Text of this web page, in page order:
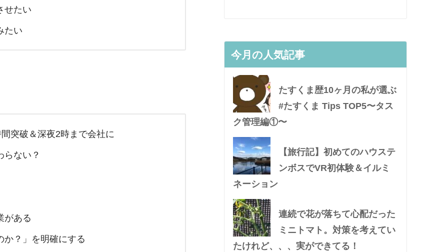
せたい
たい
突破＆深夜2時まで会社に
らない？
がある
か？」を明確にする
今月の人気記事
たすくま歴10ヶ月の私が選ぶ
#たすくま Tips TOP5〜タス
ク管理編①〜
【旅行記】初めてのハウステ
ンボスでVR初体験＆イルミ
ネーション
連続で花が落ちて心配だった
ミニトマト。対策を考えてい
たけれど、、、実ができてる！